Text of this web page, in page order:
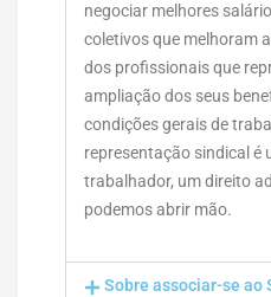
negociar melhores
coletivos que melhoram
dos profissionais que
ampliação dos seus
condições gerais de
representação sindical é
trabalhador, um direito
podemos abrir mão.
Sobre associar-se ao